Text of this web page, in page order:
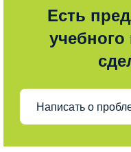
Есть
учебного
Написать о